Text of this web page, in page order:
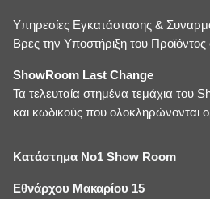
Υπηρεσίες Εγκατάστασης &
Βρες την Υποστήριξη του Προϊόντος
ShowRoom Last Change
Τα τελευταία στημένα τεμάχια του
και κωδικούς που ολοκληρώνονται
Κατάστημα No1 Show Room
Εθνάρχου Μακαρίου 15